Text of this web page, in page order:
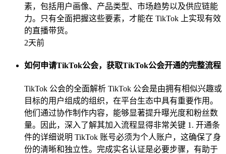
素，包括用户画像、产品类型、市场趋势以及供应链能
力。只有全面把握这些要素，才能在 TikTok 上实现有效
的直播带货。
2天前
如何申请TikTok公会，获取TikTok公会开通的完整流程
TikTok 公会的全面解析 TikTok 公会是由拥有相似兴趣或
目标的用户组成的组织，在平台生态中具有重要作用。
他们通过协作制作内容，能够显著提升曝光度和粉丝数
量。因此，深入了解其加入流程显得非常关键 1. 开通条
件的详细说明 TikTok 账号必须为个人账户，这确保了身
份的清晰和独立性。完成实名认证是必要步骤，有助于